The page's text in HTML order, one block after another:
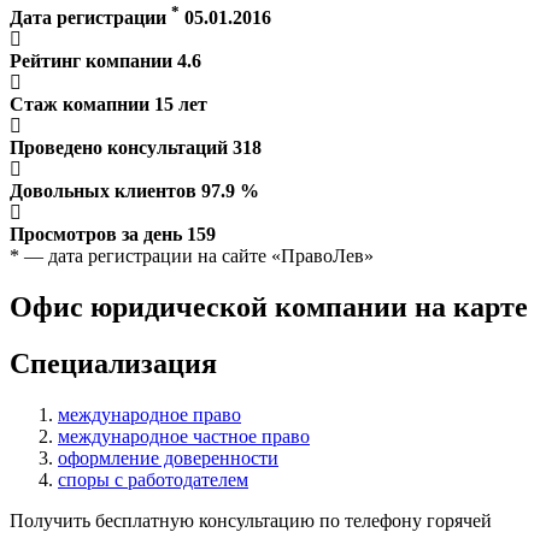
Дата регистрации * 05.01.2016
Рейтинг компании 4.6
Стаж комапнии 15 лет
Проведено консультаций 318
Довольных клиентов 97.9 %
Просмотров за день 159
* — дата регистрации на сайте «ПравоЛев»
Офис юридической компании на карте
Специализация
международное право
международное частное право
оформление доверенности
споры с работодателем
Получить бесплатную консультацию по телефону горячей